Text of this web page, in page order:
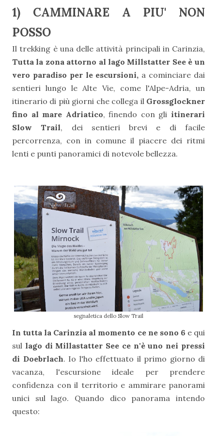
1) CAMMINARE A PIU' NON
POSSO
Il trekking è una delle attività principali in Carinzia,
Tutta la zona attorno al lago Millstatter See è un
vero paradiso per le escursioni, a cominciare dai
sentieri lungo le Alte Vie, come l'Alpe-Adria, un
itinerario di più giorni che collega il Grossglockner
fino al mare Adriatico, finendo con gli itinerari
Slow Trail, dei sentieri brevi e di facile
percorrenza, con in comune il piacere dei ritmi
lenti e punti panoramici di notevole bellezza.
segnaletica dello Slow Trail
In tutta la Carinzia al momento ce ne sono 6 e qui
sul lago di Millastatter See ce n'è uno nei pressi
di Doebrlach. Io l'ho effettuato il primo giorno di
vacanza, l'escursione ideale per prendere
confidenza con il territorio e ammirare panorami
unici sul lago. Quando dico panorama intendo
questo: